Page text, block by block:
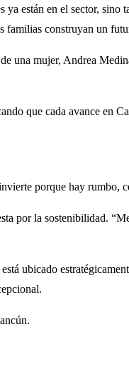
están en el sector,
familias construyan un
una mujer, Andrea
que cada avance en
porque hay
por la sostenibilidad.
ubicado